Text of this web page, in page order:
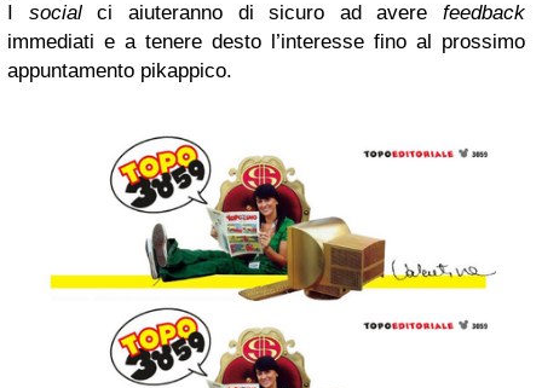
I socialci aiuteranno di sicuro ad avere feedback
immediati e a tenere desto l’interesse fino al prossimo
appuntamento pikappico.